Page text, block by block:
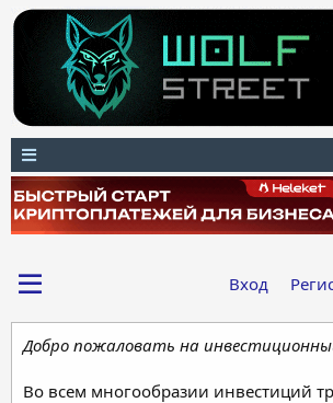
Вход
Добро пожаловать на
Во всем многообразии инвестиций